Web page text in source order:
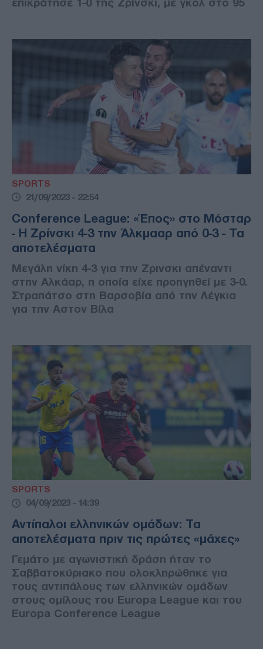
επικράτησε 1-0 της Ζρίνσκι, με γκολ στο 95
SPORTS
21/09/2023 - 22:54
Conference League: «Έπος» στο Μόσταρ
- Η Ζρίνσκι 4-3 την Άλκμααρ από 0-3 - Τα
αποτελέσματα
Μεγάλη νίκη 4-3 για την Ζρινσκι απέναντι
στην Αλκάαρ, η οποία είχε προηγηθεί με 3-0.
Στραπάτσο στη Βαρσοβία από την Λέγκια
για την Αστον Βίλα
SPORTS
04/09/2023 - 14:39
Αντίπαλοι ελληνικών ομάδων: Τα
αποτελέσματα πριν τις πρώτες «μάχες»
Γεμάτο με αγωνιστική δράση ήταν το
Σαββατοκύριακο που ολοκληρώθηκε για
τους αντιπάλους των ελληνικών ομάδων
στους ομίλους του Europa League και του
Europa Conference League